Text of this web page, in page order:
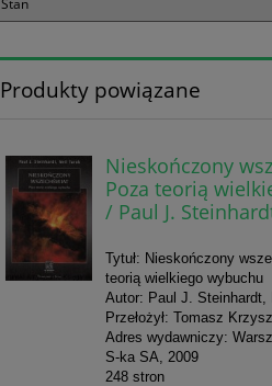
Produkty powiązane
Nieskończony
Poza teorią
/ Paul J.
Tytuł: Nieskończony
teorią wielkiego wybuchu
Autor: Paul J. Steinhardt,
Przełożył: Tomasz
Adres wydawniczy:
S-ka SA, 2009
248 stron